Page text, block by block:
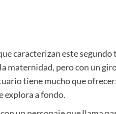
caracterizan este
maternidad, pero con un
tiene mucho que
explora a fondo.